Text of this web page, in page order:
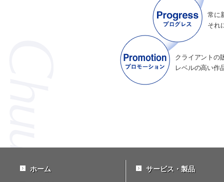
常に
それ
クライアントの
レベルの高い作
ホーム サービス・製品